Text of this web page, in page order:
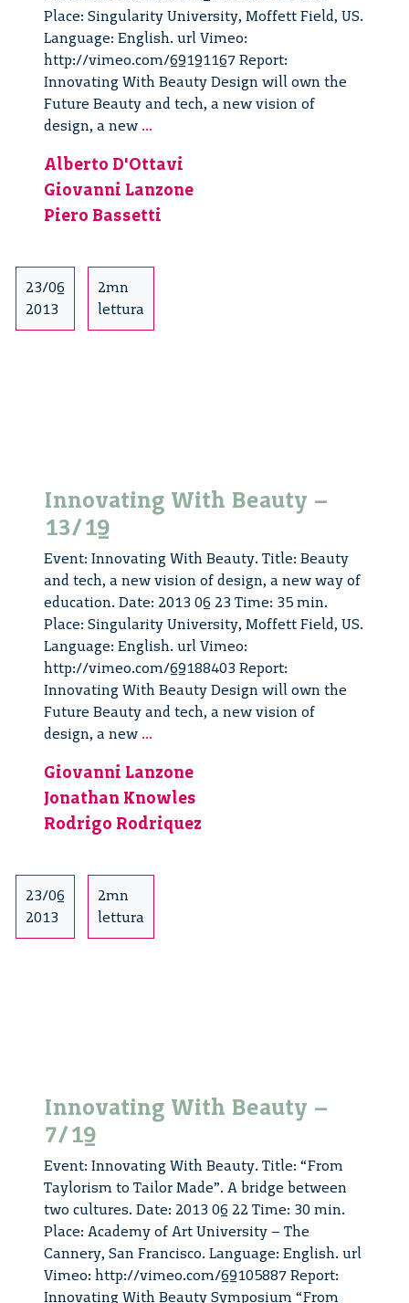
Place: Singularity University, Moffett Field, US.
Language: English. url Vimeo:
http://vimeo.com/69191167 Report:
Innovating With Beauty Design will own the
Future Beauty and tech, a new vision of
design, a new ...
Beauty
–
14/19
Alberto D'Ottavi
Giovanni Lanzone
Piero Bassetti
23/06
2013
2mn
lettura
Innovating With Beauty –
13/19
Event: Innovating With Beauty. Title: Beauty
and tech, a new vision of design, a new way of
education. Date: 2013 06 23 Time: 35 min.
Place: Singularity University, Moffett Field, US.
Language: English. url Vimeo:
http://vimeo.com/69188403 Report:
Innovating With Beauty Design will own the
Future Beauty and tech, a new vision of
design, a new ...
Beauty
–
13/19
Giovanni Lanzone
Jonathan Knowles
Rodrigo Rodriquez
23/06
2013
2mn
lettura
Innovating With Beauty –
7/19
Event: Innovating With Beauty. Title: “From
Taylorism to Tailor Made”. A bridge between
two cultures. Date: 2013 06 22 Time: 30 min.
Place: Academy of Art University – The
Cannery, San Francisco. Language: English. url
Vimeo: http://vimeo.com/69105887 Report:
Innovating With Beauty Symposium “From